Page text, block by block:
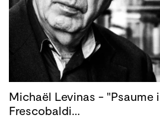
Michaël Levinas - "Psaume
Frescobaldi…